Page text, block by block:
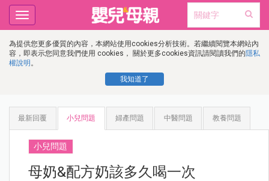
為提供您更多優質的內容，本網站使用cookies分析技術。若繼續閱覽本網站內
容，即表示您同意我們使用 cookies， 關於更多cookies資訊請閱讀我們的隱私
權說明 。
我知道了
Toggle
navigation
最新回覆 小兒問題 婦產問題 中醫問題 教養問題
小兒問題
母奶&配方奶該多久喝一次